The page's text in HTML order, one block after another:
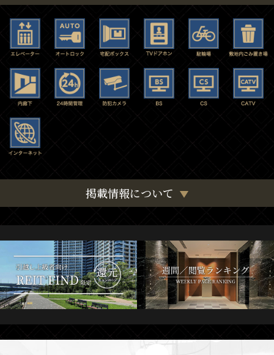
掲載情報について